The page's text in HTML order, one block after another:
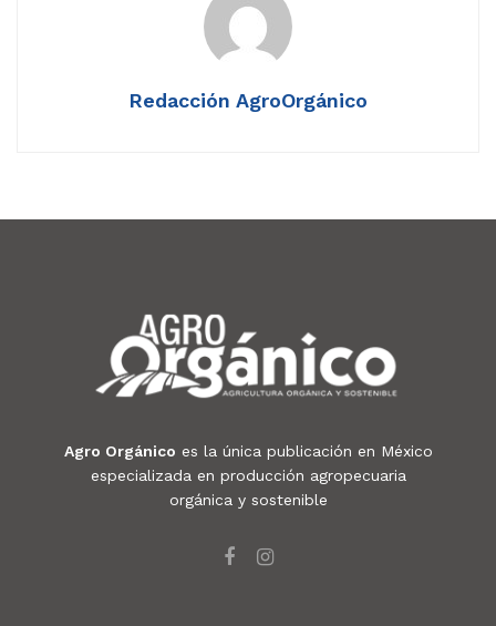
Redacción AgroOrgánico
Agro Orgánico es la única publicación en México
especializada en producción agropecuaria
orgánica y sostenible